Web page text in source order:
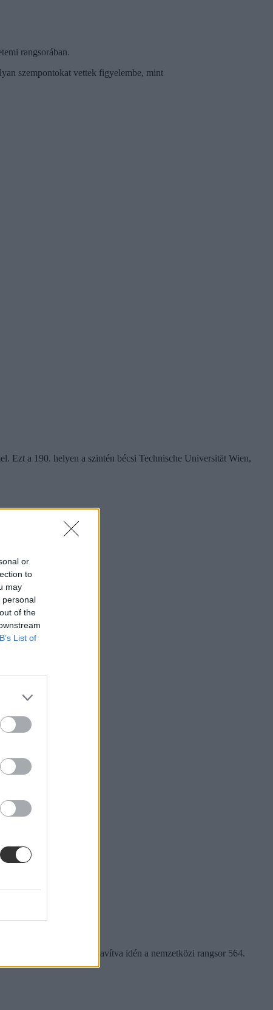
or
to
may
personal
of the
List of
rangsorában.
szempontokat vettek figyelembe, mint
Ezt a 190. helyen a szintén bécsi Technische Universität Wien,
mintegy 130 helyet javítva idén a nemzetközi rangsor 564.